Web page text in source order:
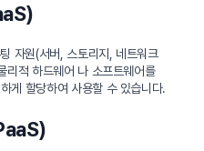
자원(서버, 스토리지, 네트워크
리적 하드웨어 나 소프트웨어를
게 할당하여 사용할 수 있습니다.